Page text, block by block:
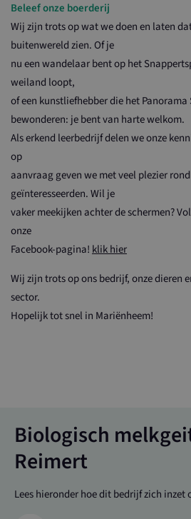
Beleef onze boerderij
Wij zijn trots op wat we doen en laten
buitenwereld zien. Of je
nu een wandelaar bent op het
weiland loopt,
of een kunstliefhebber die het
bewonderen: je bent van harte welkom.
Als erkend leerbedrijf delen we onze
op
aanvraag geven we met veel plezier
geïnteresseerden. Wil je
vaker meekijken achter de schermen?
onze
Facebook-pagina!klik hier
Wij zijn trots op ons bedrijf, onze dieren
sector.
Hopelijk tot snel in Mariënheem!
Biologisch
Reimert
Lees hieronder hoe dit bedrijf zich inzet